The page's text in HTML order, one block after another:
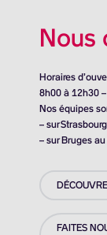
Nous
Horaires
8h00 à 12h30
Nos équipes
– sur
– sur Bruges
FAITES